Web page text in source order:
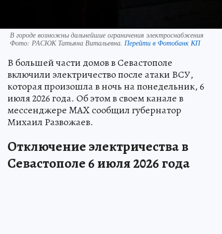
В городе возможны дальнейшие ограничения электроснабжения
Фото: РАСЮК Татьяна Витальевна. Перейти в Фотобанк КП
В большей части домов в Севастополе
включили электричество после атаки ВСУ,
которая произошла в ночь на понедельник, 6
июля 2026 года. Об этом в своем канале в
мессенджере MAX сообщил губернатор
Михаил Развожаев.
Отключение электричества в
Севастополе 6 июля 2026 года